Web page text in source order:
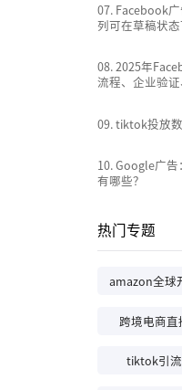
07. Facebook
列可在草稿状
08.2025年
流程、企业验
09.tiktok投放
10.Google广告
有哪些？
热门专题
amazon全球
跨境电商直
tiktok引流